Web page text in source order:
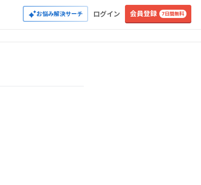
お悩み解決サーチ ログイン 会員登録 7日間無料